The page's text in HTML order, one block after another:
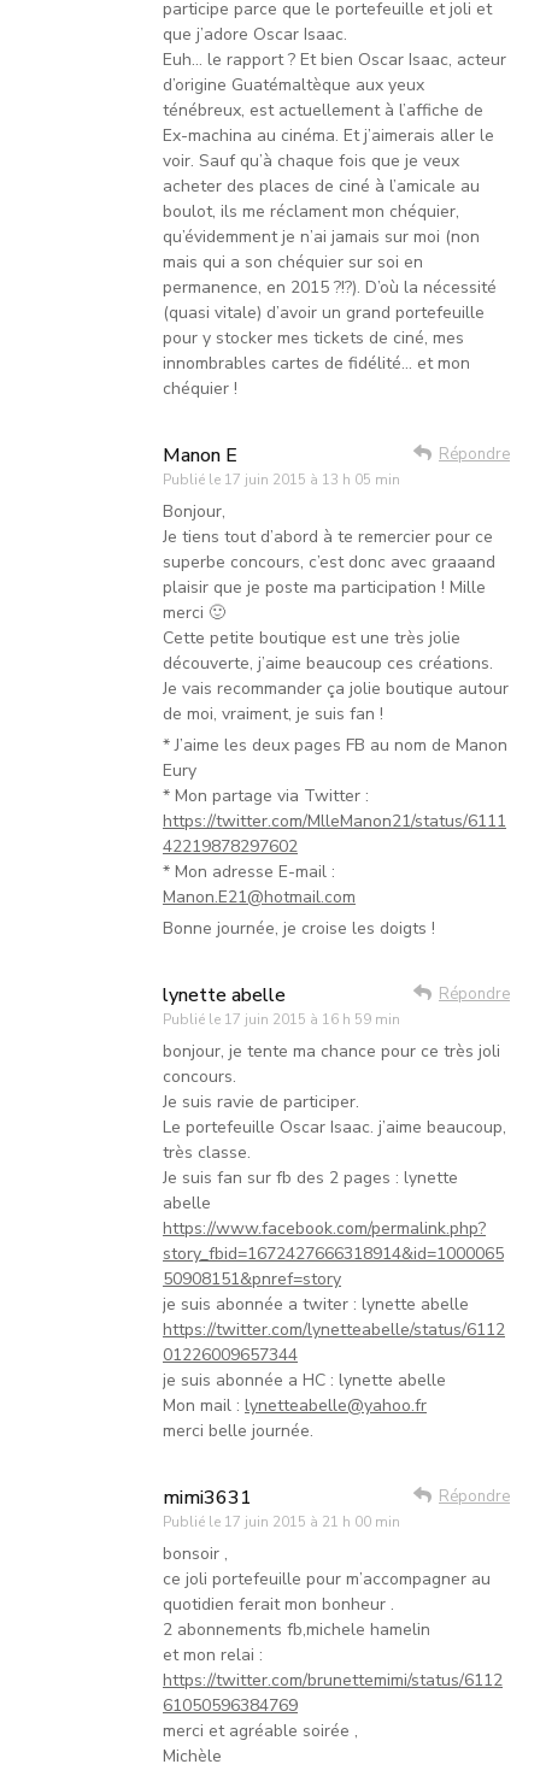
participe parce que le portefeuille et joli et
que j’adore Oscar Isaac.
Euh… le rapport ? Et bien Oscar Isaac, acteur
d’origine Guatémaltèque aux yeux
ténébreux, est actuellement à l’affiche de
Ex-machina au cinéma. Et j’aimerais aller le
voir. Sauf qu’à chaque fois que je veux
acheter des places de ciné à l’amicale au
boulot, ils me réclament mon chéquier,
qu’évidemment je n’ai jamais sur moi (non
mais qui a son chéquier sur soi en
permanence, en 2015 ?!?). D’où la nécessité
(quasi vitale) d’avoir un grand portefeuille
pour y stocker mes tickets de ciné, mes
innombrables cartes de fidélité… et mon
chéquier !
Manon E
Publié le 17 juin 2015 à 13 h 05 min
Répondre
Bonjour,
Je tiens tout d’abord à te remercier pour ce
superbe concours, c’est donc avec graaand
plaisir que je poste ma participation ! Mille
merci 🙂
Cette petite boutique est une très jolie
découverte, j’aime beaucoup ces créations.
Je vais recommander ça jolie boutique autour
de moi, vraiment, je suis fan !
* J’aime les deux pages FB au nom de Manon
Eury
* Mon partage via Twitter :
https://twitter.com/MlleManon21/status/6111
42219878297602
* Mon adresse E-mail :
Manon.E21@hotmail.com
Bonne journée, je croise les doigts !
lynette abelle
Publié le 17 juin 2015 à 16 h 59 min
Répondre
bonjour, je tente ma chance pour ce très joli
concours.
Je suis ravie de participer.
Le portefeuille Oscar Isaac. j’aime beaucoup,
très classe.
Je suis fan sur fb des 2 pages : lynette
abelle
https://www.facebook.com/permalink.php?
story_fbid=1672427666318914&id=1000065
50908151&pnref=story
je suis abonnée a twiter : lynette abelle
https://twitter.com/lynetteabelle/status/6112
01226009657344
je suis abonnée a HC : lynette abelle
Mon mail : lynetteabelle@yahoo.fr
merci belle journée.
mimi3631
Publié le 17 juin 2015 à 21 h 00 min
Répondre
bonsoir ,
ce joli portefeuille pour m’accompagner au
quotidien ferait mon bonheur .
2 abonnements fb,michele hamelin
et mon relai :
https://twitter.com/brunettemimi/status/6112
61050596384769
merci et agréable soirée ,
Michèle